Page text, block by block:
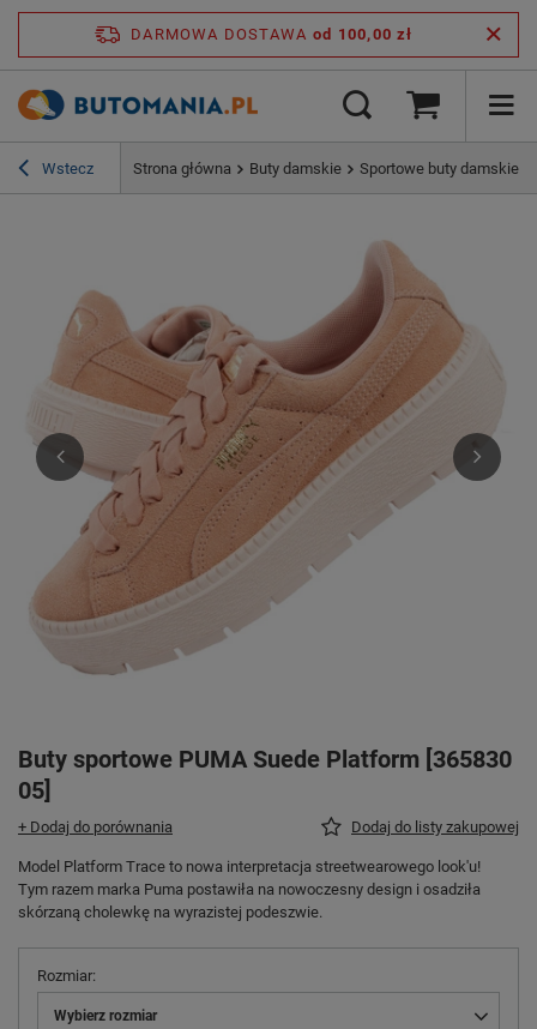
DARMOWA DOSTAWA od 100,00 zł
Wstecz Strona główna Buty damskie Sportowe buty damskie
Buty sportowe PUMA Suede Platform [365830
05]
+ Dodaj do porównania Dodaj do listy zakupowej
Model Platform Trace to nowa interpretacja streetwearowego look'u!
Tym razem marka Puma postawiła na nowoczesny design i osadziła
skórzaną cholewkę na wyrazistej podeszwie.
Rozmiar
Wybierz rozmiar